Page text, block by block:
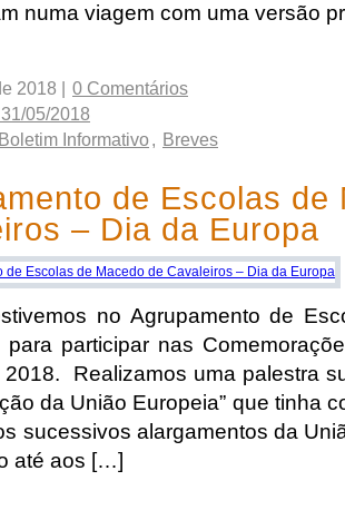
numa viagem com uma versão
2018 |
0 Comentários
31/05/2018
Boletim Informativo, Breves
de Escolas de
– Dia da Europa
no Agrupamento de
para participar nas
Realizamos uma palestra
da União Europeia” que tinha
sucessivos alargamentos da
até aos […]